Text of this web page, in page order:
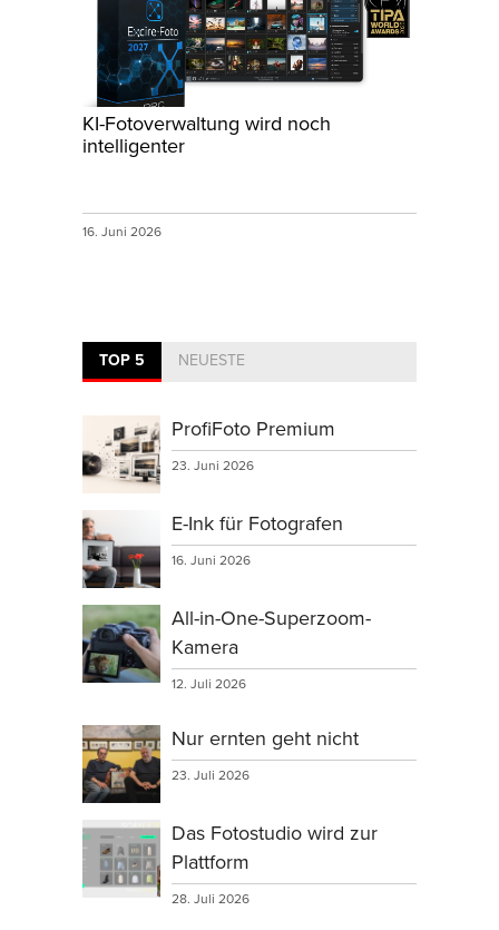
KI-Fotoverwaltung wird noch
intelligenter
16. Juni 2026
TOP 5 NEUESTE
ProfiFoto Premium
23. Juni 2026
E-Ink für Fotografen
16. Juni 2026
All-in-One-Superzoom-
Kamera
12. Juli 2026
Nur ernten geht nicht
23. Juli 2026
Das Fotostudio wird zur
Plattform
28. Juli 2026